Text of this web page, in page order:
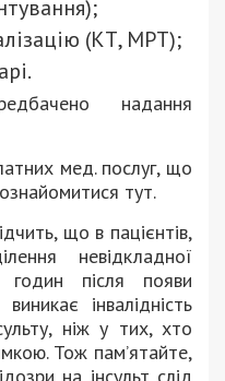
(КТ, МРТ);
надання
мед. послуг, що
тут.
що в пацієнтів,
невідкладної
після появи
інвалідність
ніж у тих, хто
Тож пам’ятайте,
на інсульт слід